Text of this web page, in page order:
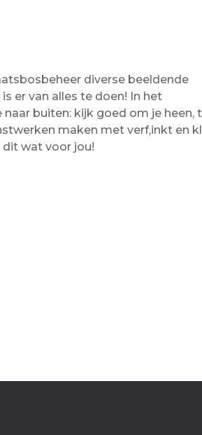
diverse beeldende
er van alles te doen! In het
buiten: kijk goed om je heen,
maken met verf,inkt en
dit wat voor jou!